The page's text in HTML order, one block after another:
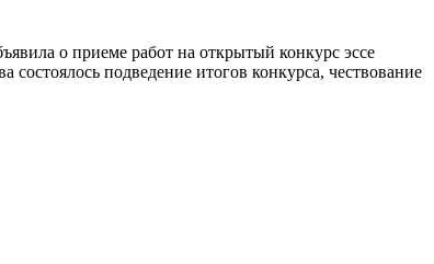
о приеме работ на открытый конкурс эссе
подведение итогов конкурса, чествование